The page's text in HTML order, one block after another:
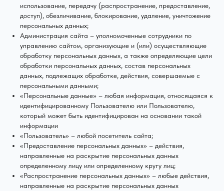
использование, передачу (распространение, предоставление,
доступ), обезличивание, блокирование, удаление, уничтожение
персональных данных;
Администрация сайта – уполномоченные сотрудники по
управлению сайтом, организующие и (или) осуществляющие
обработку персональных данных, а также определяющие цели
обработки персональных данных, состав персональных
данных, подлежащих обработке, действия, совершаемые с
персональными данными;
«Персональные данные» – любая информация, относящаяся к
идентифицированному Пользователю или Пользователю,
который может быть идентифицирован на основании такой
информации
«Пользователь» – любой посетитель сайта;
«Предоставление персональных данных» – действия,
направленные на раскрытие персональных данных
определенному лицу или определенному кругу лиц;
«Распространение персональных данных» – любые действия,
направленные на раскрытие персональных данных